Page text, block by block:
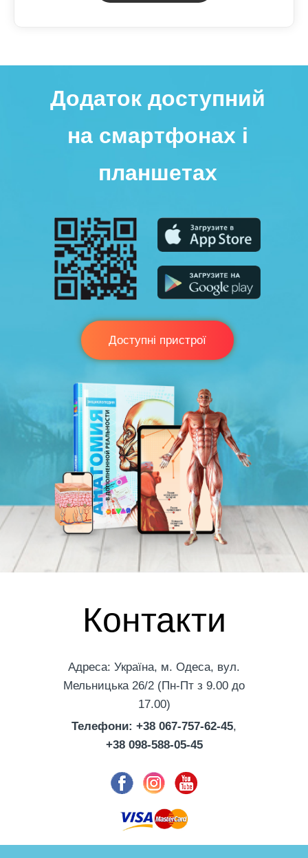
Додаток доступний
на смартфонах і
планшетах
Доступні пристрої
Контакти
Адреса: Україна, м. Одеса, вул.
Мельницька 26/2 (Пн-Пт з 9.00 до
17.00)
Телефони: +38 067-757-62-45,
+38 098-588-05-45